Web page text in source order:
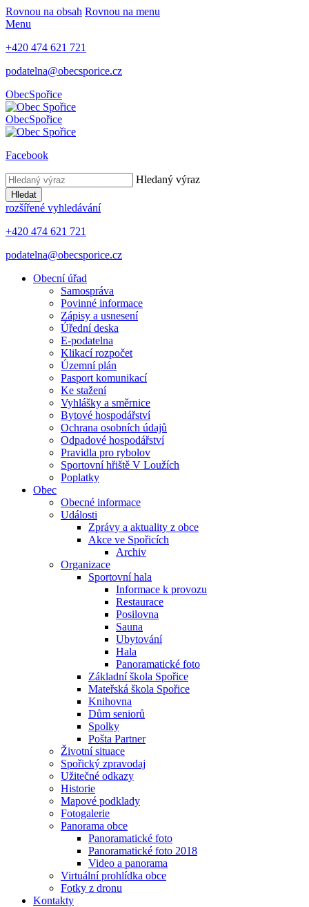
Rovnou na obsah Rovnou na menu
Menu
+420 474 621 721
podatelna@obecsporice.cz
ObecSpořice
ObecSpořice
Facebook
Hledaný výraz
Hledat
rozšířené vyhledávání
+420 474 621 721
podatelna@obecsporice.cz
Obecní úřad
Samospráva
Povinné informace
Zápisy a usnesení
Úřední deska
E-podatelna
Klikací rozpočet
Územní plán
Pasport komunikací
Ke stažení
Vyhlášky a směrnice
Bytové hospodářství
Ochrana osobních údajů
Odpadové hospodářství
Pravidla pro rybolov
Sportovní hřiště V Loužích
Poplatky
Obec
Obecné informace
Události
Zprávy a aktuality z obce
Akce ve Spořicích
Archiv
Organizace
Sportovní hala
Informace k provozu
Restaurace
Posilovna
Sauna
Ubytování
Hala
Panoramatické foto
Základní škola Spořice
Mateřská škola Spořice
Knihovna
Dům seniorů
Spolky
Pošta Partner
Životní situace
Spořický zpravodaj
Užitečné odkazy
Historie
Mapové podklady
Fotogalerie
Panorama obce
Panoramatické foto
Panoramatické foto 2018
Video a panorama
Virtuální prohlídka obce
Fotky z dronu
Kontakty